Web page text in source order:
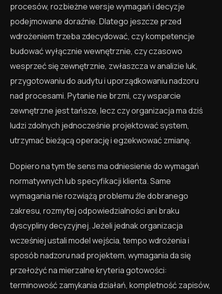
procesów, rozbieżne wersje wymagań i decyzje
podejmowane doraźnie. Dlatego jeszcze przed
wdrożeniem trzeba zdecydować, czy kompetencje
budować wyłącznie wewnętrznie, czy czasowo
wesprzeć się zewnętrznie, zwłaszcza w analizie luk,
przygotowaniu do audytu i uporządkowaniu nadzoru
nad procesami. Pytanie nie brzmi, czy wsparcie
zewnętrzne jest tańsze, lecz czy organizacja ma dziś
ludzi zdolnych jednocześnie projektować system,
utrzymać bieżącą operację i egzekwować zmianę.
Dopiero na tym tle sens ma odniesienie do wymagań
normatywnych lub specyfikacji klienta. Same
wymagania nie rozwiążą problemu źle dobranego
zakresu, rozmytej odpowiedzialności ani braku
dyscypliny decyzyjnej. Jeżeli jednak organizacja
wcześniej ustali model wejścia, tempo wdrożenia i
sposób nadzoru nad projektem, wymagania da się
przełożyć na mierzalne kryteria gotowości:
terminowość zamykania działań, kompletność zapisów,